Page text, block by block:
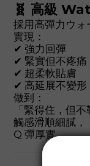
🧬 高級
採用高彈力ウォ
實現：
✔ 強力回彈
✔ 緊實但不疼痛
✔ 超柔軟貼膚
✔ 高延展不變形
做到：
「緊得住，但不
觸感滑順細膩，
Q 彈厚實。